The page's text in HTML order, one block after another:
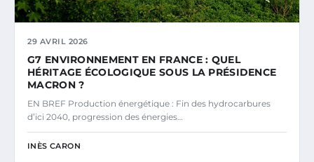
29 AVRIL 2026
G7 ENVIRONNEMENT EN FRANCE : QUEL
HÉRITAGE ÉCOLOGIQUE SOUS LA PRÉSIDENCE
MACRON ?
EN BREF Production énergétique : Fin des hydrocarbures
d’ici 2040, progression des énergies…
INÈS CARON